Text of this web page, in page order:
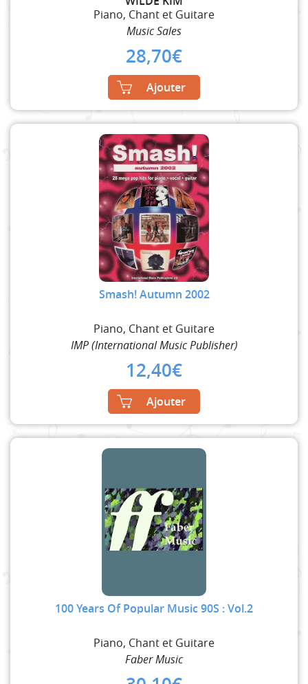
Piano, Chant et Guitare
Music Sales
28,70€
Ajouter
Smash! Autumn 2002
Piano, Chant et Guitare
IMP (International Music Publisher)
12,40€
Ajouter
100 Years Of Popular Music 90S : Vol.2
Piano, Chant et Guitare
Faber Music